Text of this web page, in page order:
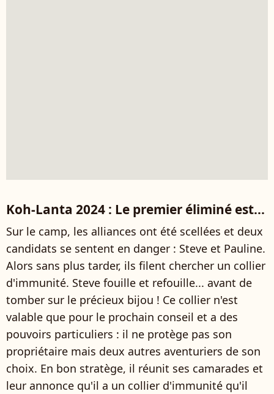
Koh-Lanta 2024 : Le premier éliminé est...
Sur le camp, les alliances ont été scellées et deux
candidats se sentent en danger : Steve et Pauline.
Alors sans plus tarder, ils filent chercher un collier
d'immunité. Steve fouille et refouille... avant de
tomber sur le précieux bijou ! Ce collier n'est
valable que pour le prochain conseil et a des
pouvoirs particuliers : il ne protège pas son
propriétaire mais deux autres aventuriers de son
choix. En bon stratège, il réunit ses camarades et
leur annonce qu'il a un collier d'immunité qu'il